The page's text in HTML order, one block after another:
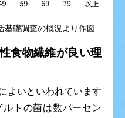
基礎調査の概況より作図
食物繊維が良い理
よいといわれています
トの菌は数パーセン